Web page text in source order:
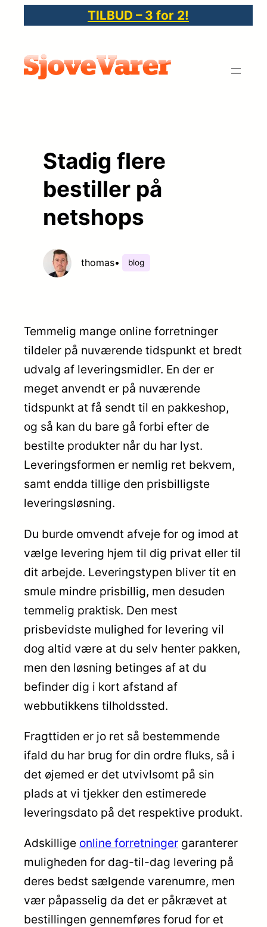
indhold
TILBUD – 3 for 2!
Stadig flere
bestiller på
netshops
thomas• blog
Temmelig mange online forretninger
tildeler på nuværende tidspunkt et bredt
udvalg af leveringsmidler. En der er
meget anvendt er på nuværende
tidspunkt at få sendt til en pakkeshop,
og så kan du bare gå forbi efter de
bestilte produkter når du har lyst.
Leveringsformen er nemlig ret bekvem,
samt endda tillige den prisbilligste
leveringsløsning.
Du burde omvendt afveje for og imod at
vælge levering hjem til dig privat eller til
dit arbejde. Leveringstypen bliver tit en
smule mindre prisbillig, men desuden
temmelig praktisk. Den mest
prisbevidste mulighed for levering vil
dog altid være at du selv henter pakken,
men den løsning betinges af at du
befinder dig i kort afstand af
webbutikkens tilholdssted.
Fragttiden er jo ret så bestemmende
ifald du har brug for din ordre fluks, så i
det øjemed er det utvivlsomt på sin
plads at vi tjekker den estimerede
leveringsdato på det respektive produkt.
Adskillige online forretninger garanterer
muligheden for dag-til-dag levering på
deres bedst sælgende varenumre, men
vær påpasselig da det er påkrævet at
bestillingen gennemføres forud for et